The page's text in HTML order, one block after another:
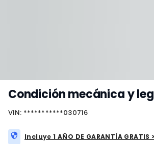
Condición mecánica y
VIN: ***********030716
Incluye 1 AÑO DE GARANTÍA GRATIS >